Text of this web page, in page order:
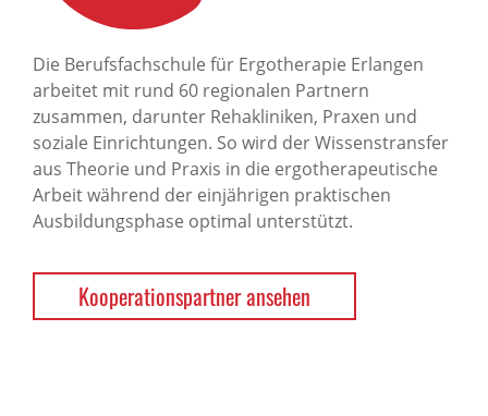
Die Berufsfachschule für Ergotherapie Erlangen
arbeitet mit rund 60 regionalen Partnern
zusammen, darunter Rehakliniken, Praxen und
soziale Einrichtungen. So wird der Wissenstransfer
aus Theorie und Praxis in die ergotherapeutische
Arbeit während der einjährigen praktischen
Ausbildungsphase optimal unterstützt.
Kooperationspartner ansehen